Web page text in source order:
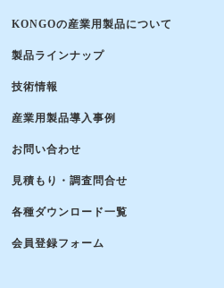
KONGOの産業用製品について
製品ラインナップ
技術情報
産業用製品導入事例
お問い合わせ
見積もり・調査問合せ
各種ダウンロード一覧
会員登録フォーム